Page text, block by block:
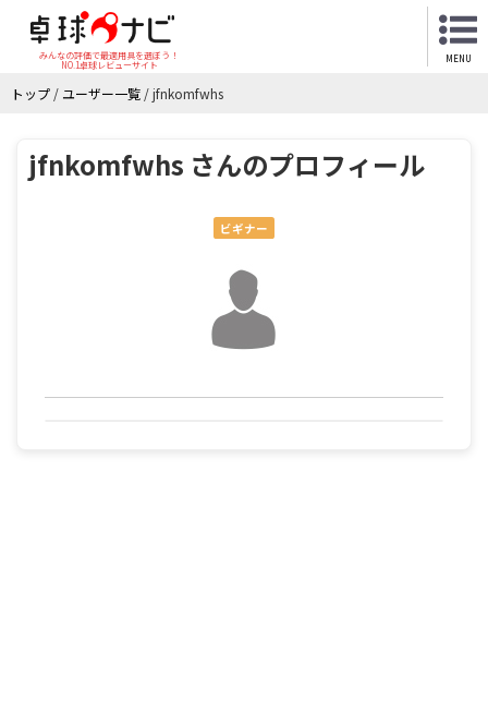
みんなの評価で最適用具を選ぼう！
NO.1卓球レビューサイト
MENU
トップ / ユーザー一覧 /jfnkomfwhs
jfnkomfwhs さんのプロフィール
ビギナー